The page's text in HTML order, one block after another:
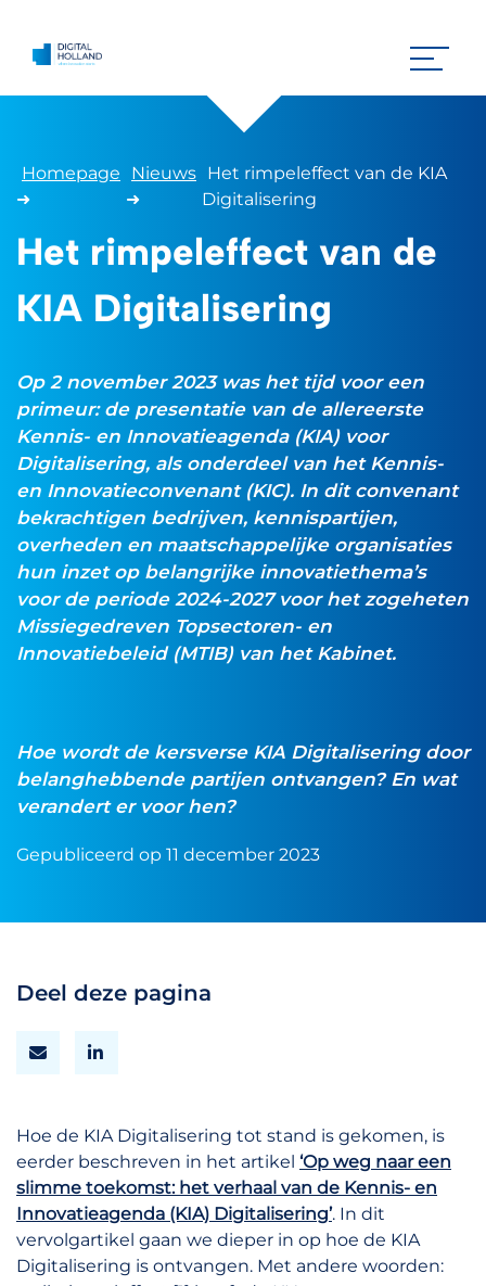
Homepage
➜
Nieuws
➜
Het rimpeleffect van de KIA
Digitalisering
Het rimpeleffect van de
KIA Digitalisering
Op 2 november 2023 was het tijd voor een
primeur: de presentatie van de allereerste
Kennis- en Innovatieagenda (KIA) voor
Digitalisering, als onderdeel van het Kennis-
en Innovatieconvenant (KIC). In dit convenant
bekrachtigen bedrijven, kennispartijen,
overheden en maatschappelijke organisaties
hun inzet op belangrijke innovatiethema’s
voor de periode 2024-2027 voor het zogeheten
Missiegedreven Topsectoren- en
Innovatiebeleid (MTIB) van het Kabinet.
Hoe wordt de kersverse KIA Digitalisering door
belanghebbende partijen ontvangen? En wat
verandert er voor hen?
Gepubliceerd op 11 december 2023
Deel deze pagina
Hoe de KIA Digitalisering tot stand is gekomen, is
eerder beschreven in het artikel ‘Op weg naar een
slimme toekomst: het verhaal van de Kennis- en
Innovatieagenda (KIA) Digitalisering’. In dit
vervolgartikel gaan we dieper in op hoe de KIA
Digitalisering is ontvangen. Met andere woorden: